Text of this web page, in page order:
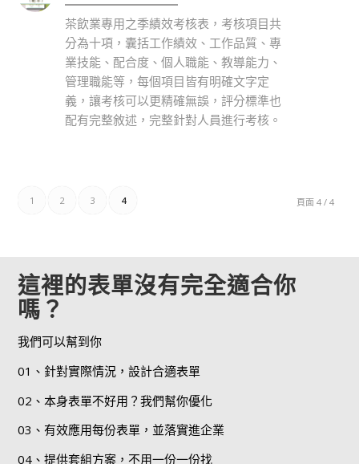
茶飲業專用之季績效考核表，考核項目共
分為十項，囊括工作績效、工作品質、專
業技能、配合度、個人職能、教導能力、
管理職能等，每個項目皆有明確文字定
義，讓考核可以更精確無誤，評分標準也
配有完整敘述，完整針對人員進行考核。
頁面 4 / 4
1 2 3 4
這裡的表單沒有完全適合你
嗎？
我們可以幫到你
01、針對實際情況，設計合適表單
02、本身表單不好用？我們幫你優化
03、有效應用每份表單，並落實進企業
04、提供套組方案，不用一份一份找